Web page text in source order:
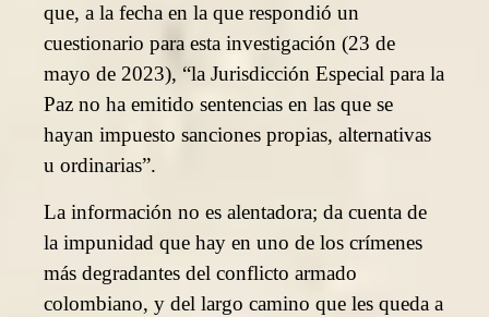
que, a la fecha en la que respondió un
cuestionario para esta investigación (23 de
mayo de 2023), “la Jurisdicción Especial para la
Paz no ha emitido sentencias en las que se
hayan impuesto sanciones propias, alternativas
u ordinarias”.
La información no es alentadora; da cuenta de
la impunidad que hay en uno de los crímenes
más degradantes del conflicto armado
colombiano, y del largo camino que les queda a